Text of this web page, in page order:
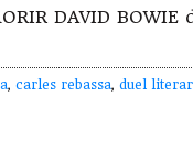
DAVID BOWIE
, carles rebassa, duel